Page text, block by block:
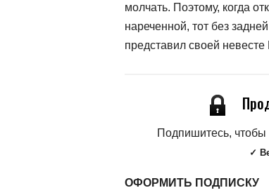
молчать. Поэтому, когда
нареченной, тот без
представил своей невесте
Подпишитесь, чтобы
✓
ОФОРМИТЬ ПОДПИСКУ